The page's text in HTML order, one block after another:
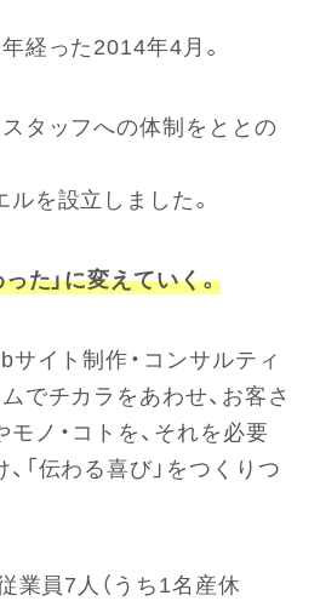
経った2014年4月。
タッフへの体制をととの
を設立しました。
った」に変えていく。
イト制作・コンサルティ
でチカラをあわせ、お客さ
ノ・コトを、それを必要
「伝わる喜び」をつくりつ
業員7人（うち1名産休